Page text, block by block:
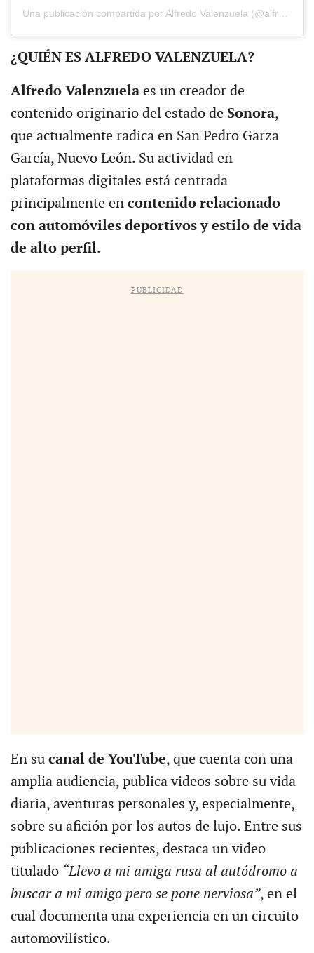
¿QUIÉN ES ALFREDO VALENZUELA?
Alfredo Valenzuelaes un creador de
contenido originario del estado de Sonora,
que actualmente radica en San Pedro Garza
García, Nuevo León. Su actividad en
plataformas digitales está centrada
principalmente en contenido relacionado
con automóviles deportivos y estilo de vida
de alto perfil.
PUBLICIDAD
En su canal de YouTube, que cuenta con una
amplia audiencia, publica videos sobre su vida
diaria, aventuras personales y, especialmente,
sobre su afición por los autos de lujo. Entre sus
publicaciones recientes, destaca un video
titulado “Llevo a mi amiga rusa al autódromo a
buscar a mi amigo pero se pone nerviosa”, en el
cual documenta una experiencia en un circuito
automovilístico.